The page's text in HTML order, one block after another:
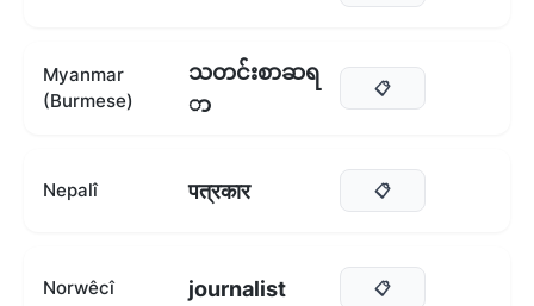
Myanmar
(Burmese)
သတင်းစာဆရ
ာ
📋
Nepalî पत्रकार 📋
Norwêcî journalist 📋